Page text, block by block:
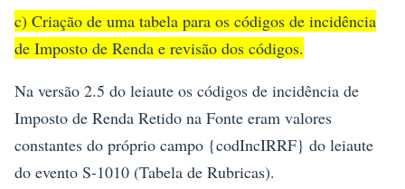
c) Criação de uma tabela para os códigos de incidência
de Imposto de Renda e revisão dos códigos.
Na versão 2.5 do leiaute os códigos de incidência de
Imposto de Renda Retido na Fonte eram valores
constantes do próprio campo {codIncIRRF} do leiaute
do evento S-1010 (Tabela de Rubricas).